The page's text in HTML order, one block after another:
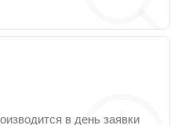
в день заявки